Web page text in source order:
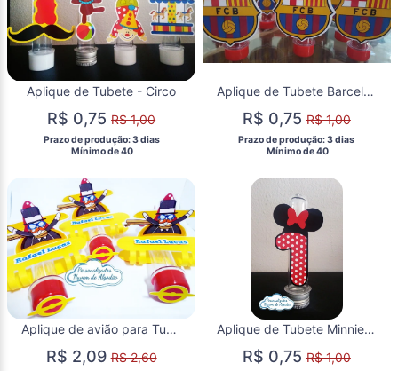
Aplique de Tubete - Circo
R$ 0,75R$ 1,00
Prazo de produção: 3 dias
  Mínimo de 40
Aplique de Tubete Barcelona
R$ 0,75R$ 1,00
Prazo de produção: 3 dias
  Mínimo de 40
Aplique de avião para Tubete - Mundo Bita
R$ 2,09R$ 2,60
Aplique de Tubete Minnie Vermelha
R$ 0,75R$ 1,00